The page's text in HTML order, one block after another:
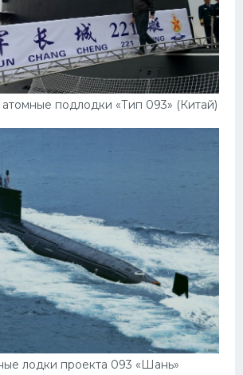
подлодки «Тип 093» (Китай)
лодки проекта 093 «Шань»